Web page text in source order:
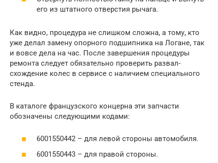
его из штатного отверстия рычага.
Как видно, процедура не слишком сложна, а тому, кто
уже делал замену опорного подшипника на Логане, так
и вовсе дела на час. После завершения процедуры
ремонта следует обязательно проверить развал-
схождение колес в сервисе с наличием специального
стенда.
В каталоге французского концерна эти запчасти
обозначены следующими кодами:
6001550442 – для левой стороны автомобиля.
6001550443 – для правой стороны.